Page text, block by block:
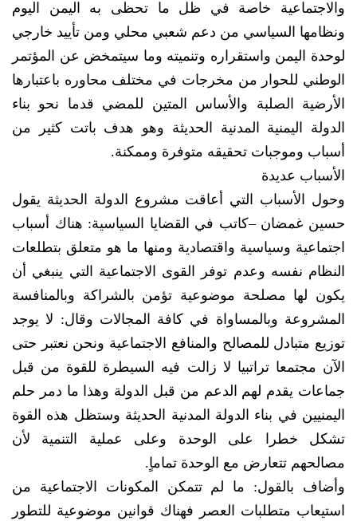
والاجتماعية خاصة في ظل ما تحظى به اليمن اليوم
ونظامها السياسي من دعم شعبي محلي ومن تأييد خارجي
لوحدة اليمن واستقراره وتنميته وما سيتمخض عن المؤتمر
الوطني للحوار من مخرجات في مختلف محاوره باعتبارها
الأرضية الصلبة والأساس المتين للمضي قدما نحو بناء
الدولة اليمنية المدنية الحديثة وهو هدف باتت كثير من
أسباب وموجبات تحقيقه متوفرة وممكنة.
الأسباب عديدة
وحول الأسباب التي أعاقت مشروع الدولة الحديثة يقول
حسين غمضان –كاتب في القضايا السياسية: هناك أسباب
اجتماعية وسياسية واقتصادية ومنها ما هو متعلق بتطلعات
النظام نفسه وعدم توفر القوى الاجتماعية التي ينبغي أن
يكون لها مصلحة موضوعية تؤمن بالشراكة وبالمنافسة
المشروعة وبالمساواة في كافة المجالات وقال: لا يوجد
توزيع متبادل للمصالح والمنافع الاجتماعية ونحن نعتبر حتى
الآن مجتمعا تراتبيا لا زالت فيه السيطرة للقوة من قبل
جماعات يقدم لهم الدعم من قبل الدولة وهذا ما دمر حلم
اليمنيين في بناء الدولة المدنية الحديثة وستظل هذه القوة
تشكل خطرا على الوحدة وعلى عملية التنمية لأن
مصالحهم تتعارض مع الوحدة تماماٍ.
وأضاف بالقول: ما لم تتمكن المكونات الاجتماعية من
استيعاب متطلبات العصر فهناك قوانين موضوعية للتطور